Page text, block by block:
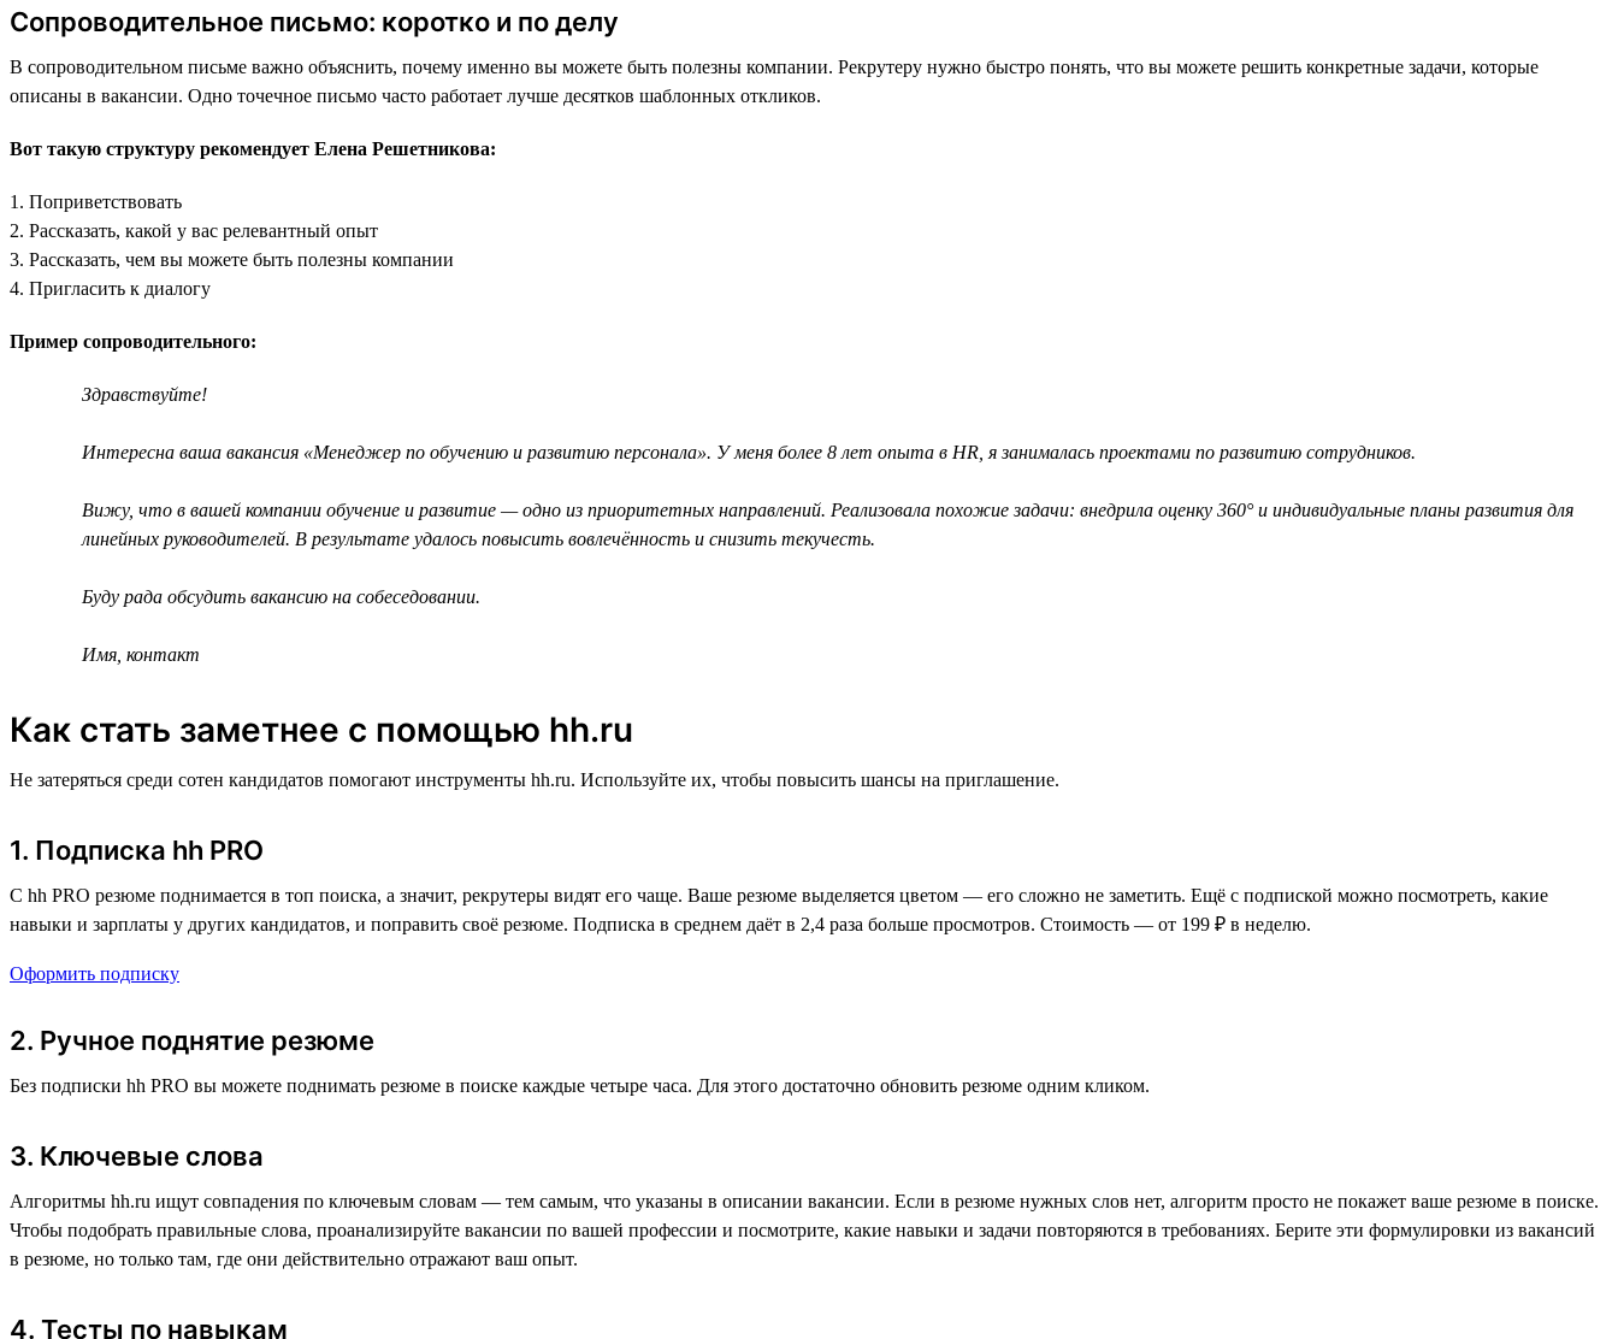
Сопроводительное письмо: коротко и по делу
В сопроводительном письме важно объяснить, почему именно вы можете быть полезны компании. Рекрутеру нужно быстро понять, что вы можете решить конкретные задачи, которые
описаны в вакансии. Одно точечное письмо часто работает лучше десятков шаблонных откликов.
Вот такую структуру рекомендует Елена Решетникова:
1. Поприветствовать
2. Рассказать, какой у вас релевантный опыт
3. Рассказать, чем вы можете быть полезны компании
4. Пригласить к диалогу
Пример сопроводительного:
Здравствуйте!
Интересна ваша вакансия «Менеджер по обучению и развитию персонала». У меня более 8 лет опыта в HR, я занималась проектами по развитию сотрудников.
Вижу, что в вашей компании обучение и развитие — одно из приоритетных направлений. Реализовала похожие задачи: внедрила оценку 360° и индивидуальные планы развития для
линейных руководителей. В результате удалось повысить вовлечённость и снизить текучесть.
Буду рада обсудить вакансию на собеседовании.
Имя, контакт
Как стать заметнее с помощью hh.ru
Не затеряться среди сотен кандидатов помогают инструменты hh.ru. Используйте их, чтобы повысить шансы на приглашение.
1. Подписка hh PRO
С hh PRO резюме поднимается в топ поиска, а значит, рекрутеры видят его чаще. Ваше резюме выделяется цветом — его сложно не заметить. Ещё с подпиской можно посмотреть, какие
навыки и зарплаты у других кандидатов, и поправить своё резюме. Подписка в среднем даёт в 2,4 раза больше просмотров. Стоимость — от 199 ₽ в неделю.
Оформить подписку
2. Ручное поднятие резюме
Без подписки hh PRO вы можете поднимать резюме в поиске каждые четыре часа. Для этого достаточно обновить резюме одним кликом.
3. Ключевые слова
Алгоритмы hh.ru ищут совпадения по ключевым словам — тем самым, что указаны в описании вакансии. Если в резюме нужных слов нет, алгоритм просто не покажет ваше резюме в поиске.
Чтобы подобрать правильные слова, проанализируйте вакансии по вашей профессии и посмотрите, какие навыки и задачи повторяются в требованиях. Берите эти формулировки из вакансий
в резюме, но только там, где они действительно отражают ваш опыт.
4. Тесты по навыкам